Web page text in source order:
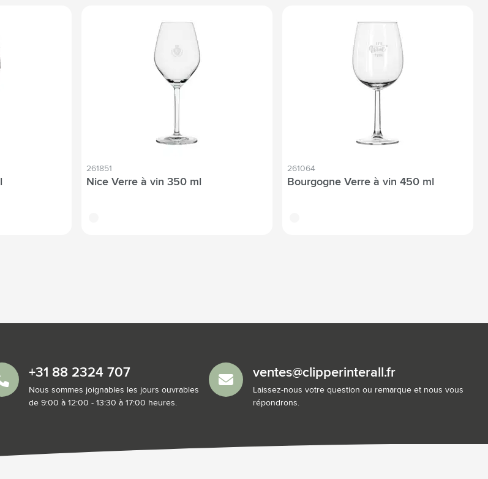
261851
Nice Verre à vin 350 ml
261064
Bourgogne Verre à vin 450 ml
+31 88 2324 707
Nous sommes joignables les jours ouvrables
de 9:00 à 12:00 - 13:30 à 17:00 heures.
ventes@clipperinterall.fr
Laissez-nous votre question ou remarque et nous vous
répondrons.